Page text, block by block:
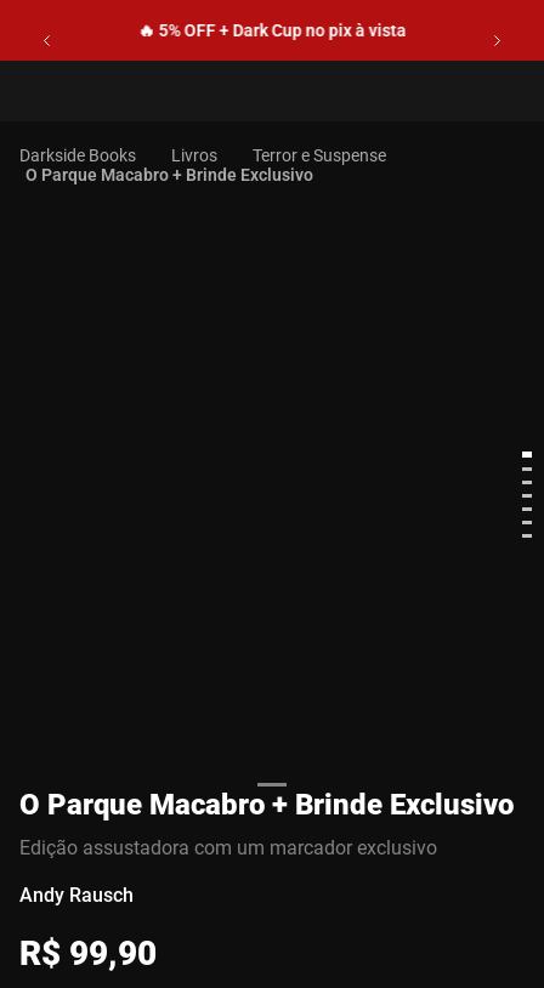
🔥 5% OFF + Dark Cup no pix à vista
Livros
Terror e Suspense
O Parque Macabro + Brinde Exclusivo
O Parque Macabro + Brinde Exclusivo
Edição assustadora com um marcador exclusivo
Andy Rausch
R$ 99,90